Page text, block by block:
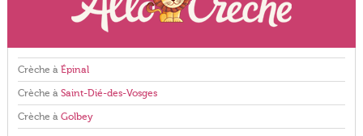
Crèche à Épinal
Crèche à Saint-Dié-des-Vosges
Crèche à Golbey